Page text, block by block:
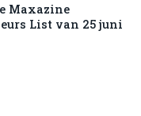
Maxazine
List van 25 juni